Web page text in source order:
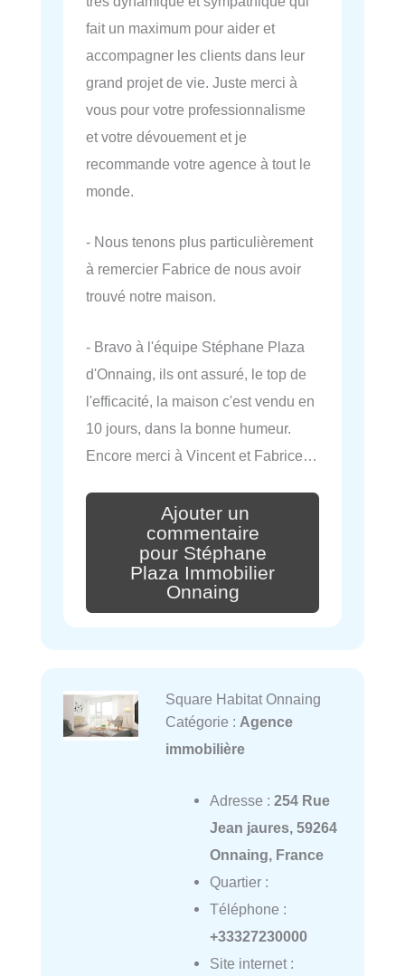
fait un maximum pour aider et
accompagner les clients dans leur
grand projet de vie. Juste merci à
vous pour votre professionnalisme
et votre dévouement et je
recommande votre agence à tout le
monde.
- Nous tenons plus particulièrement
à remercier Fabrice de nous avoir
trouvé notre maison.
- Bravo à l'équipe Stéphane Plaza
d'Onnaing, ils ont assuré, le top de
l'efficacité, la maison c'est vendu en
10 jours, dans la bonne humeur.
Encore merci à Vincent et Fabrice…
Ajouter un
commentaire
pour Stéphane
Plaza Immobilier
Onnaing
Square Habitat Onnaing
Catégorie : Agence
immobilière
Adresse : 254 Rue
Jean jaures, 59264
Onnaing, France
Quartier :
Téléphone :
+33327230000
Site internet :